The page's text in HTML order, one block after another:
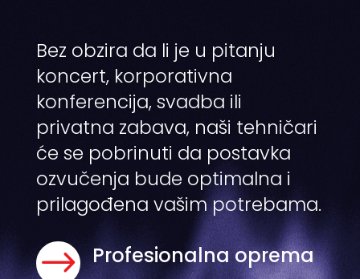
Bez obzira da li je u pitanju
koncert, korporativna
konferencija, svadba ili
privatna zabava, naši tehničari
će se pobrinuti da postavka
ozvučenja bude optimalna i
prilagođena vašim potrebama.
$ Profesionalna oprema